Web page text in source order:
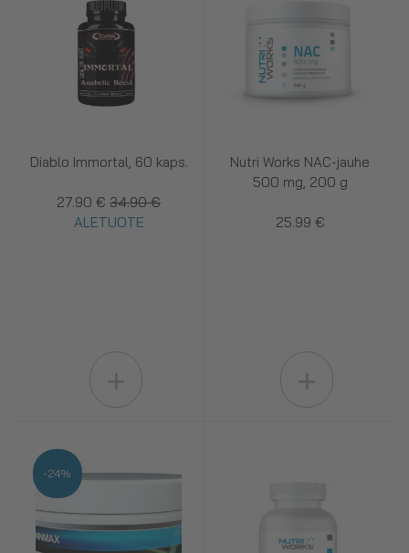
Diablo Immortal, 60 kaps.
27.90 € 34.90 €
ALETUOTE
Nutri Works NAC-jauhe
500 mg, 200 g
25.99 €
-24%